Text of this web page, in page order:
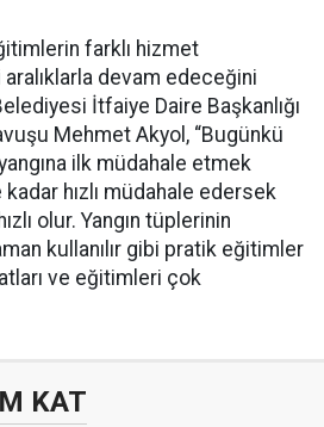
farklı hizmet
devam edeceğini
İtfaiye Daire Başkanlığı
Mehmet Akyol, “Bugünkü
ilk müdahale etmek
kadar hızlı müdahale edersek
olur. Yangın tüplerinin
kullanılır gibi pratik eğitimler
ve eğitimleri çok
KAT